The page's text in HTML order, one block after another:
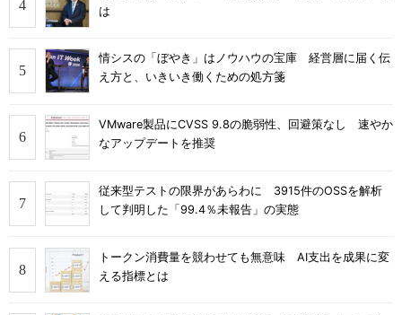
は
情シスの「ぼやき」はノウハウの宝庫 経営層に届く伝
え方と、いきいき働くための処方箋
VMware製品にCVSS 9.8の脆弱性、回避策なし 速やか
なアップデートを推奨
従来型テストの限界があらわに 3915件のOSSを解析
して判明した「99.4％未報告」の実態
トークン消費量を競わせても無意味 AI支出を成果に変
える指標とは